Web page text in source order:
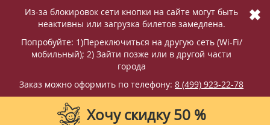
Из-за блокировок сети кнопки на сайте могут быть
неактивны или загрузка билетов замедлена.
Попробуйте: 1)Переключиться на другую сеть (Wi-Fi/
мобильный); 2) Зайти позже или в другой части
города
Заказ можно оформить по телефону: 8 (499) 923-22-78
✖
Хочу скидку 50 %